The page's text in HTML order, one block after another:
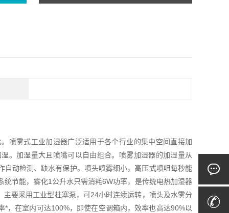
喷雾式工业加湿器广泛适用于各个行业的集中空间直接加
。加湿量大且喷嘴可以自由组合。喷雾加湿器的加湿量从
动检测、缺水有保护。喷头喷雾细小，高压式喷咀每秒能
节能，雾化1公升水只需消耗6W功率，是传统电热加湿器
要采用工业型柱塞泵，可24小时连续运转，喷头及水雾分
，在室内可达100%，即使在空调箱内，效率也高达90%以